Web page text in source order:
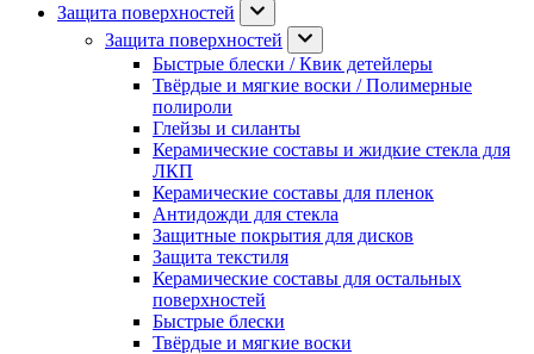
Защита поверхностей
Защита поверхностей
Быстрые блески / Квик детейлеры
Твёрдые и мягкие воски / Полимерные
полироли
Глейзы и силанты
Керамические составы и жидкие стекла для
ЛКП
Керамические составы для пленок
Антидожди для стекла
Защитные покрытия для дисков
Защита текстиля
Керамические составы для остальных
поверхностей
Быстрые блески
Твёрдые и мягкие воски